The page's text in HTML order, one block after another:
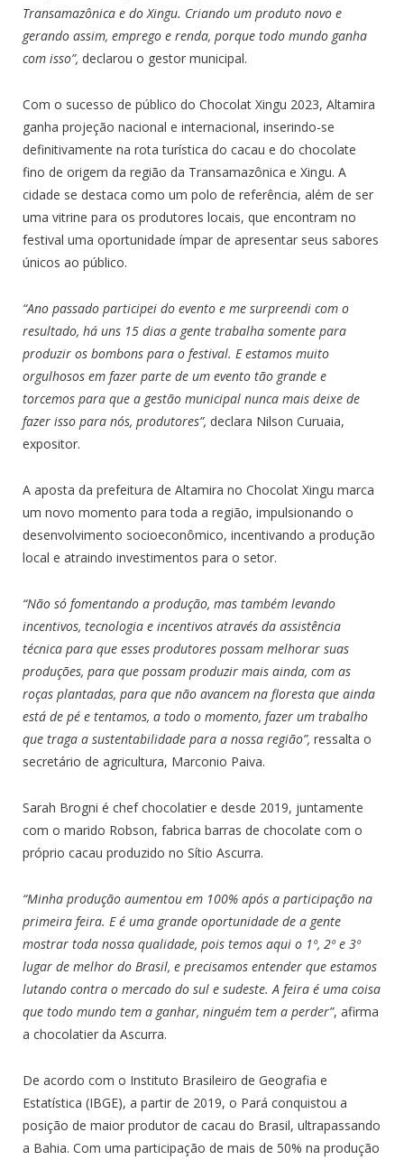
Transamazônica e do Xingu. Criando um produto novo e
gerando assim, emprego e renda, porque todo mundo ganha
com isso”, declarou o gestor municipal.
Com o sucesso de público do Chocolat Xingu 2023, Altamira
ganha projeção nacional e internacional, inserindo-se
definitivamente na rota turística do cacau e do chocolate
fino de origem da região da Transamazônica e Xingu. A
cidade se destaca como um polo de referência, além de ser
uma vitrine para os produtores locais, que encontram no
festival uma oportunidade ímpar de apresentar seus sabores
únicos ao público.
“Ano passado participei do evento e me surpreendi com o
resultado, há uns 15 dias a gente trabalha somente para
produzir os bombons para o festival. E estamos muito
orgulhosos em fazer parte de um evento tão grande e
torcemos para que a gestão municipal nunca mais deixe de
fazer isso para nós, produtores”, declara Nilson Curuaia,
expositor.
A aposta da prefeitura de Altamira no Chocolat Xingu marca
um novo momento para toda a região, impulsionando o
desenvolvimento socioeconômico, incentivando a produção
local e atraindo investimentos para o setor.
“Não só fomentando a produção, mas também levando
incentivos, tecnologia e incentivos através da assistência
técnica para que esses produtores possam melhorar suas
produções, para que possam produzir mais ainda, com as
roças plantadas, para que não avancem na floresta que ainda
está de pé e tentamos, a todo o momento, fazer um trabalho
que traga a sustentabilidade para a nossa região”, ressalta o
secretário de agricultura, Marconio Paiva.
Sarah Brogni é chef chocolatier e desde 2019, juntamente
com o marido Robson, fabrica barras de chocolate com o
próprio cacau produzido no Sítio Ascurra.
“Minha produção aumentou em 100% após a participação na
primeira feira. E é uma grande oportunidade de a gente
mostrar toda nossa qualidade, pois temos aqui o 1º, 2º e 3º
lugar de melhor do Brasil, e precisamos entender que estamos
lutando contra o mercado do sul e sudeste. A feira é uma coisa
que todo mundo tem a ganhar, ninguém tem a perder”, afirma
a chocolatier da Ascurra.
De acordo com o Instituto Brasileiro de Geografia e
Estatística (IBGE), a partir de 2019, o Pará conquistou a
posição de maior produtor de cacau do Brasil, ultrapassando
a Bahia. Com uma participação de mais de 50% na produção